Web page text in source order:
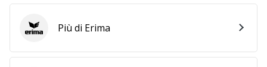
ErimaPiù di Erima